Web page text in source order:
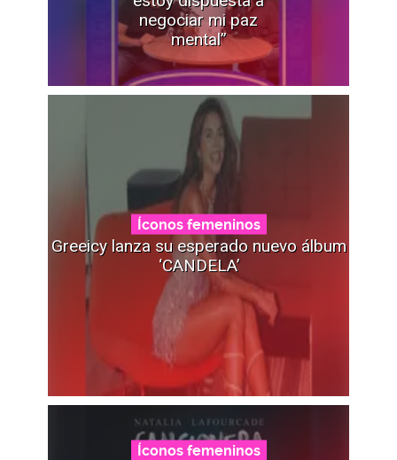
negociar mi paz
mental”
Íconos femeninos
Greeicy lanza su esperado nuevo álbum
‘CANDELA’
Íconos femeninos